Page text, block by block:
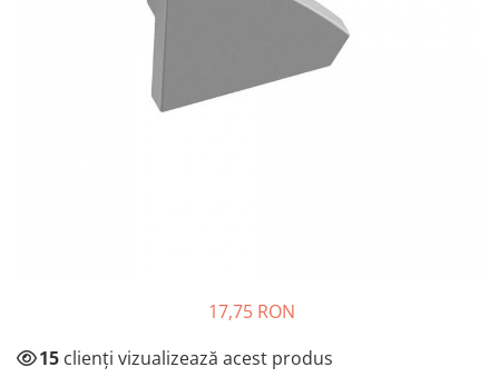
Solutii de curatat & adezivi
Alte accesorii mobila
17,75 RON
15 clienți vizualizează acest produs